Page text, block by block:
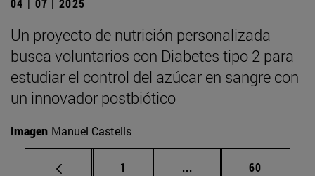
04 | 07 | 2025
Un proyecto de nutrición personalizada
busca voluntarios con Diabetes tipo 2 para
estudiar el control del azúcar en sangre con
un innovador postbiótico
Imagen Manuel Castells
Página
1 ... Páginas intermedias
Página
60